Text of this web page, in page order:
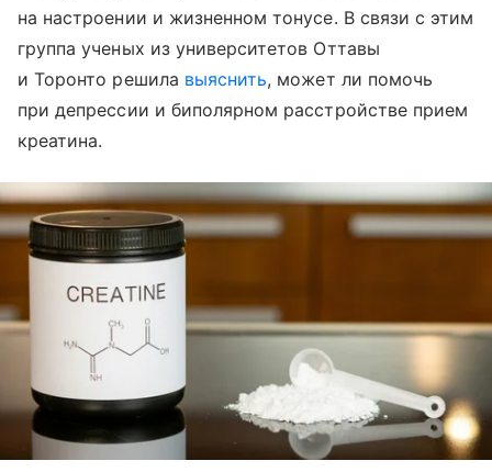
на настроении и жизненном тонусе. В связи с этим
группа ученых из университетов Оттавы
и Торонто решила выяснить, может ли помочь
при депрессии и биполярном расстройстве прием
креатина.